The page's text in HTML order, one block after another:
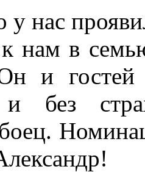
у нас
нам в
и гостей
и без